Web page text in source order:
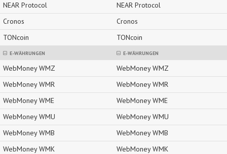
NEAR Protocol
Cronos
TONcoin
E-WÄHRUNGEN
WebMoney WMZ
WebMoney WMR
WebMoney WME
WebMoney WMU
WebMoney WMB
WebMoney WMK
NEAR Protocol
Cronos
TONcoin
E-WÄHRUNGEN
WebMoney WMZ
WebMoney WMR
WebMoney WME
WebMoney WMU
WebMoney WMB
WebMoney WMK